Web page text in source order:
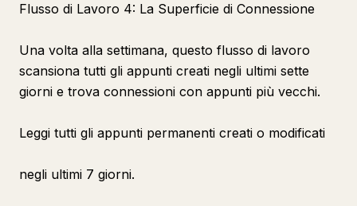
Flusso di Lavoro 4: La Superficie di Connessione
Una volta alla settimana, questo flusso di lavoro
scansiona tutti gli appunti creati negli ultimi sette
giorni e trova connessioni con appunti più vecchi.
Leggi tutti gli appunti permanenti creati o modificati
negli ultimi 7 giorni.